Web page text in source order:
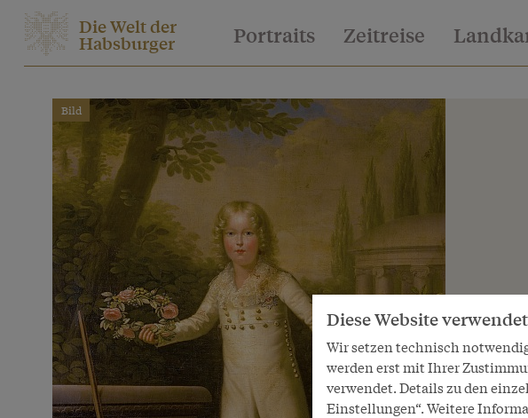
Die Welt der
Habsburger Portraits Zeitreise
Bild
Diese Website
Wir setzen technisch
werden erst mit Ihrer
verwendet. Details zu den
Einstellungen“. Weitere